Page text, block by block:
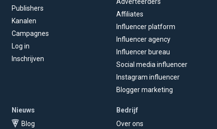
Publishers
Kanalen
Campagnes
Log in
Inschrijven
Affiliates
Influencer platform
Influencer agency
Influencer bureau
Social media influencer
Instagram influencer
Blogger marketing
Nieuws
Blog
Bedrijf
Over ons